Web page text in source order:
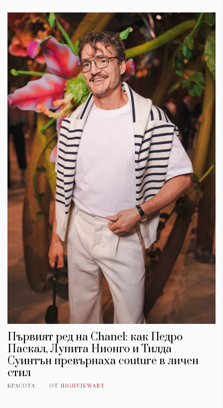
Първият ред на Chanel: как Педро
Паскал, Лупита Нионго и Тилда
Суинтън превърнаха couture в личен
стил
КРАСОТА ОТ HIGHVIEWART